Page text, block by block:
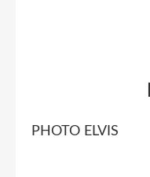
PHOTO ELVIS